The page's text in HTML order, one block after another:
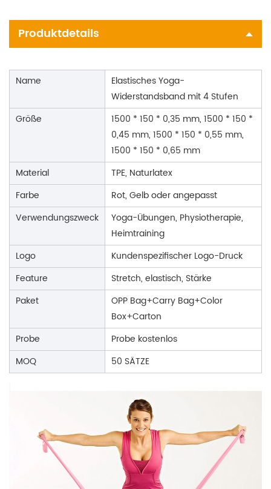
Produktdetails
Name
Elastisches Yoga-
Widerstandsband mit 4 Stufen
Größe
1500 * 150 * 0,35 mm, 1500 * 150 *
0,45 mm, 1500 * 150 * 0,55 mm,
1500 * 150 * 0,65 mm
Material
TPE, Naturlatex
Farbe
Rot, Gelb oder angepasst
Verwendungszweck
Yoga-Übungen, Physiotherapie,
Heimtraining
Logo
Kundenspezifischer Logo-Druck
Feature
Stretch, elastisch, Stärke
Paket
OPP Bag+Carry Bag+Color
Box+Carton
Probe
Probe kostenlos
MOQ
50 SÄTZE